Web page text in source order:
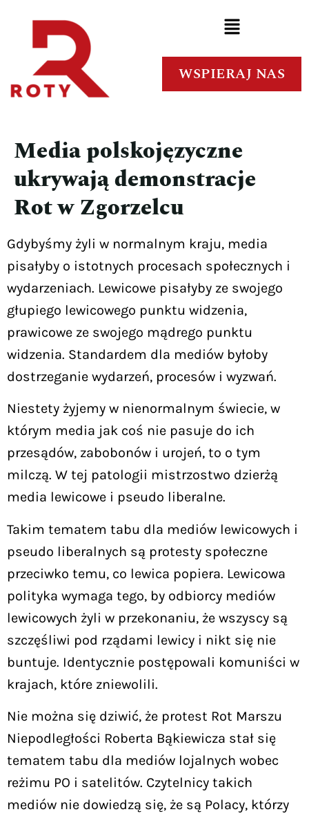
WSPIERAJ NAS
Media polskojęzyczne
ukrywają demonstracje
Rot w Zgorzelcu
Gdybyśmy żyli w normalnym kraju, media
pisałyby o istotnych procesach społecznych i
wydarzeniach. Lewicowe pisałyby ze swojego
głupiego lewicowego punktu widzenia,
prawicowe ze swojego mądrego punktu
widzenia. Standardem dla mediów byłoby
dostrzeganie wydarzeń, procesów i wyzwań.
Niestety żyjemy w nienormalnym świecie, w
którym media jak coś nie pasuje do ich
przesądów, zabobonów i urojeń, to o tym
milczą. W tej patologii mistrzostwo dzierżą
media lewicowe i pseudo liberalne.
Takim tematem tabu dla mediów lewicowych i
pseudo liberalnych są protesty społeczne
przeciwko temu, co lewica popiera. Lewicowa
polityka wymaga tego, by odbiorcy mediów
lewicowych żyli w przekonaniu, że wszyscy są
szczęśliwi pod rządami lewicy i nikt się nie
buntuje. Identycznie postępowali komuniści w
krajach, które zniewolili.
Nie można się dziwić, że protest Rot Marszu
Niepodległości Roberta Bąkiewicza stał się
tematem tabu dla mediów lojalnych wobec
reżimu PO i satelitów. Czytelnicy takich
mediów nie dowiedzą się, że są Polacy, którzy